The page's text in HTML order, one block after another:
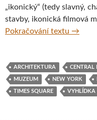
„ikonický“ (tedy slavný,
stavby, ikonická filmová
Pokračování textu Na
→
ARCHITEKTURA CENTRAL
MUZEUM NEW YORK
TIMES SQUARE VYHLÍDKA